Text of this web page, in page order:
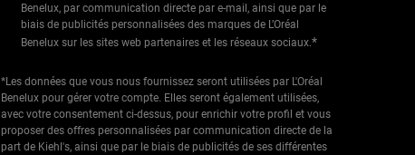
Benelux, par communication directe par e-mail, ainsi que par le
biais de publicités personnalisées des marques de L’Oréal
Benelux sur les sites web partenaires et les réseaux sociaux.*
*Les données que vous nous fournissez seront utilisées par L'Oréal
Benelux pour gérer votre compte. Elles seront également utilisées,
avec votre consentement ci-dessus, pour enrichir votre profil et vous
proposer des offres personnalisées par communication directe de la
part de Kiehl's, ainsi que par le biais de publicités de ses différentes